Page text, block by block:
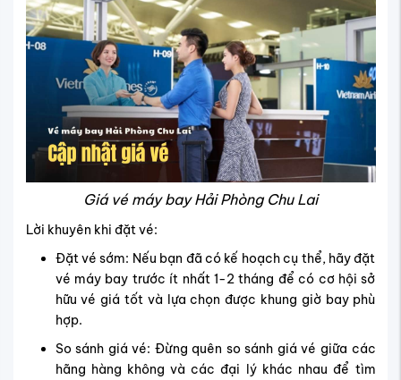
Giá vé máy bay Hải Phòng Chu Lai
Lời khuyên khi đặt vé:
Đặt vé sớm: Nếu bạn đã có kế hoạch cụ thể, hãy đặt
vé máy bay trước ít nhất 1-2 tháng để có cơ hội sở
hữu vé giá tốt và lựa chọn được khung giờ bay phù
hợp.
So sánh giá vé: Đừng quên so sánh giá vé giữa các
hãng hàng không và các đại lý khác nhau để tìm